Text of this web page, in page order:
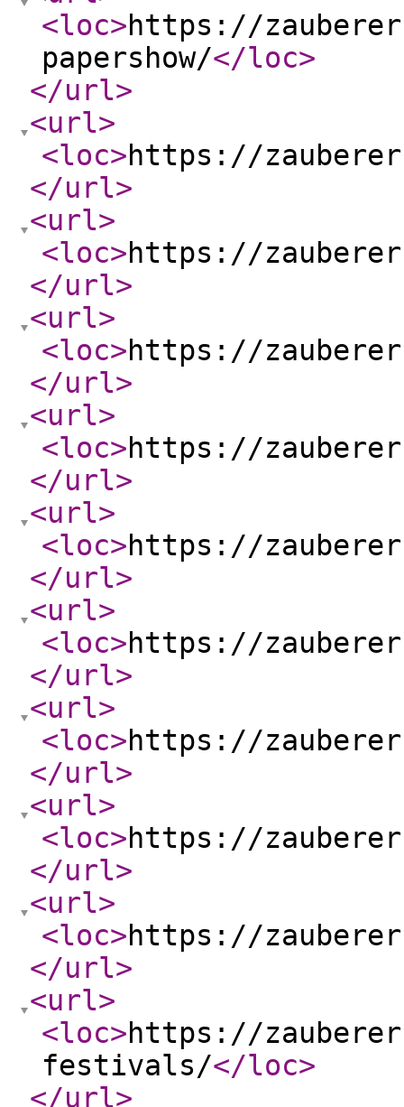
<loc>https://
papershow/</loc>
</url>
<url>
<loc>https://
</url>
<url>
<loc>https://
</url>
<url>
<loc>https://
</url>
<url>
<loc>https://
</url>
<url>
<loc>https://
</url>
<url>
<loc>https://
</url>
<url>
<loc>https://
</url>
<url>
<loc>https://
</url>
<url>
<loc>https://
</url>
<url>
<loc>https://
festivals/</loc>
</url>